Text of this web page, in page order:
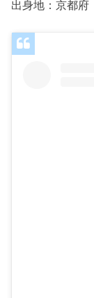
出身地：京都府